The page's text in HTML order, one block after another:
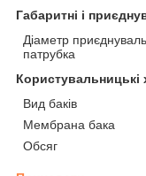
Габаритні і
Діаметр
патрубка
Користувальницькі
Вид баків
Мембрана бака
Обсяг